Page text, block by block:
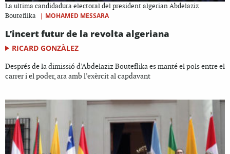
La ultima candidadura electoral del president algerian Abdelaziz
Bouteflika
| MOHAMED MESSARA
L’incert futur de la revolta algeriana
RICARD GONZÀLEZ
Després de la dimissió d’Abdelaziz Bouteflika es manté el pols entre el
carrer i el poder, ara amb l’exèrcit al capdavant